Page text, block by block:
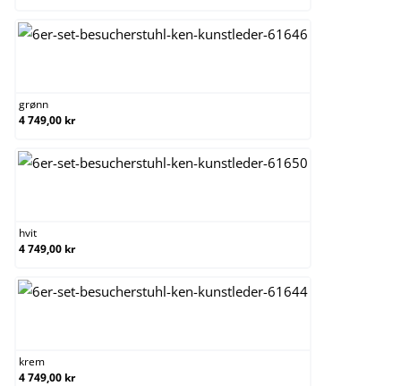
grønn
4 749,00 kr
hvit
4 749,00 kr
krem
4 749,00 kr